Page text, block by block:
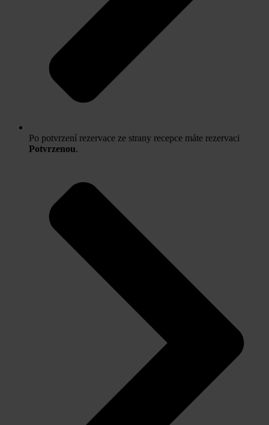
Po potvrzení rezervace ze strany recepce máte rezervaci
Potvrzenou.